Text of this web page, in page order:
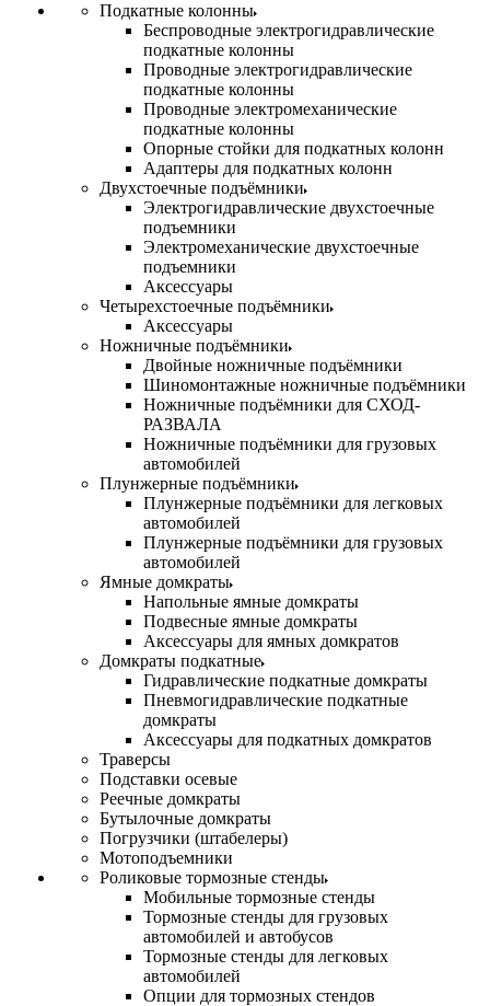
Подкатные колонны
Беспроводные электрогидравлические
подкатные колонны
Проводные электрогидравлические
подкатные колонны
Проводные электромеханические
подкатные колонны
Опорные стойки для подкатных колонн
Адаптеры для подкатных колонн
Двухстоечные подъёмники
Электрогидравлические двухстоечные
подъемники
Электромеханические двухстоечные
подъемники
Аксессуары
Четырехстоечные подъёмники
Аксессуары
Ножничные подъёмники
Двойные ножничные подъёмники
Шиномонтажные ножничные подъёмники
Ножничные подъёмники для СХОД-
РАЗВАЛА
Ножничные подъёмники для грузовых
автомобилей
Плунжерные подъёмники
Плунжерные подъёмники для легковых
автомобилей
Плунжерные подъёмники для грузовых
автомобилей
Ямные домкраты
Напольные ямные домкраты
Подвесные ямные домкраты
Аксессуары для ямных домкратов
Домкраты подкатные
Гидравлические подкатные домкраты
Пневмогидравлические подкатные
домкраты
Аксессуары для подкатных домкратов
Траверсы
Подставки осевые
Реечные домкраты
Бутылочные домкраты
Погрузчики (штабелеры)
Мотоподъемники
Роликовые тормозные стенды
Мобильные тормозные стенды
Тормозные стенды для грузовых
автомобилей и автобусов
Тормозные стенды для легковых
автомобилей
Опции для тормозных стендов